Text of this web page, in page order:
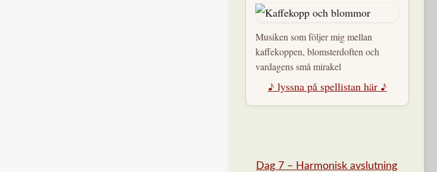
Musiken som följer mig mellan
kaffekoppen, blomsterdoften och
vardagens små mirakel
♪ lyssna på spellistan här ♪
Dag 7 – Harmonisk avslutning